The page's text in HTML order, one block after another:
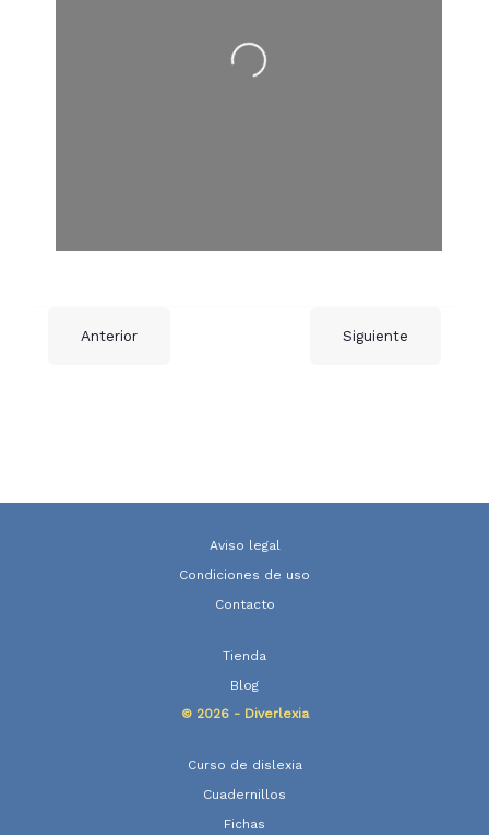
Cargando…
Anterior Siguiente
Aviso legal
Condiciones de uso
Contacto
Tienda
Blog
© 2026 - Diverlexia
Curso de dislexia
Cuadernillos
Fichas